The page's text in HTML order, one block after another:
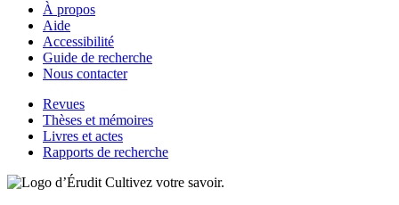
À propos
Aide
Accessibilité
Guide de recherche
Nous contacter
Revues
Thèses et mémoires
Livres et actes
Rapports de recherche
Cultivez votre savoir.